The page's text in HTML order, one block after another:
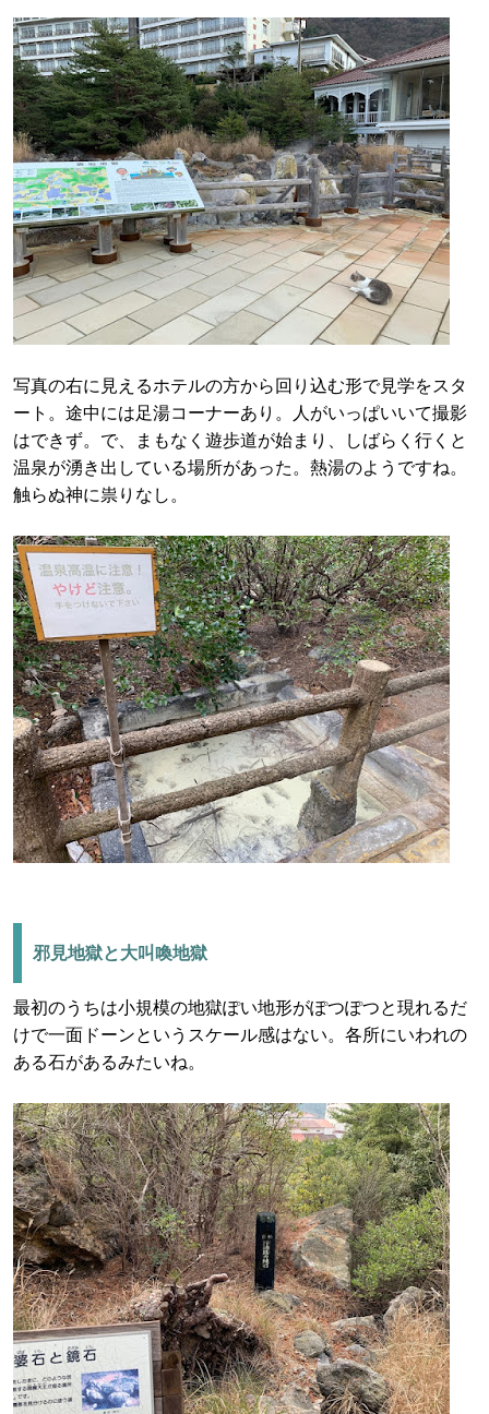
写真の右に見えるホテルの方から回り込む形で見学をスタ
ート。途中には足湯コーナーあり。人がいっぱいいて撮影
はできず。で、まもなく遊歩道が始まり、しばらく行くと
温泉が湧き出している場所があった。熱湯のようですね。
触らぬ神に祟りなし。
邪見地獄と大叫喚地獄
最初のうちは小規模の地獄ぽい地形がぽつぽつと現れるだ
けで一面ドーンというスケール感はない。各所にいわれの
ある石があるみたいね。